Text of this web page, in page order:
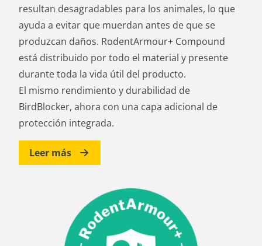
resultan desagradables para los animales, lo que
ayuda a evitar que muerdan antes de que se
produzcan daños. RodentArmour+ Compound
está distribuido por todo el material y presente
durante toda la vida útil del producto.
El mismo rendimiento y durabilidad de
BirdBlocker, ahora con una capa adicional de
protección integrada.
Leer más